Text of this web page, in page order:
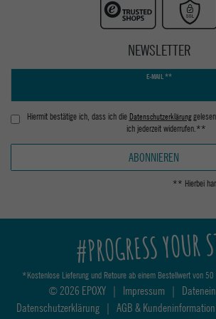
NEWSLETTER
E-MAIL **
Hiermit bestätige ich, dass ich die Daten­schutz­erklärung
ich jederzeit widerrufen.**
ABONNIEREN
** Hierbei
#PROGRESS YOUR
*Kostenlose Lieferung und Retoure ab einem Bestellwert von
© 2026 EPOXY | Impressum |
Datenschutzerklärung | AGB & Kundeninformation